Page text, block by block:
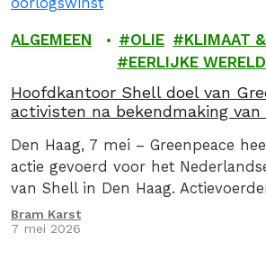
ALGEMEEN OLIE
KLIMAAT
EERLIJKE WERELD
Hoofdkantoor Shell doel van
activisten na bekendmaking van
Den Haag, 7 mei – Greenpeace
actie gevoerd voor het
van Shell in Den Haag.
drie meter hoge zuil met daarop
Bram Karst
7 mei 2026